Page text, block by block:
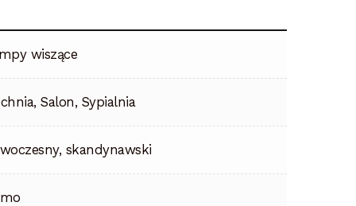
wiszące
Salon, Sypialnia
skandynawski